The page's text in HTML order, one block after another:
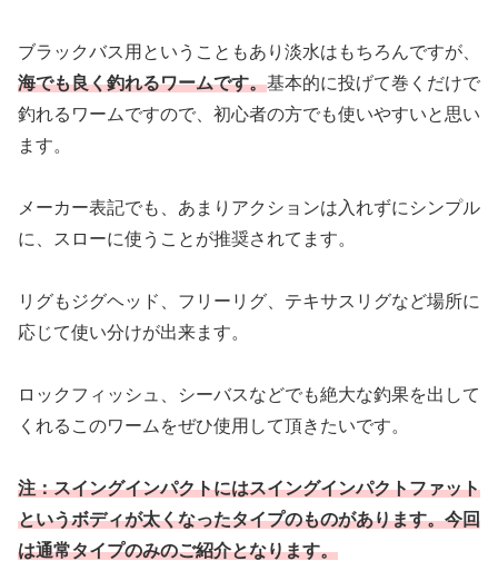
ブラックバス用ということもあり淡水はもちろんですが、
海でも良く釣れるワームです。基本的に投げて巻くだけで
釣れるワームですので、初心者の方でも使いやすいと思い
ます。
メーカー表記でも、あまりアクションは入れずにシンプル
に、スローに使うことが推奨されてます。
リグもジグヘッド、フリーリグ、テキサスリグなど場所に
応じて使い分けが出来ます。
ロックフィッシュ、シーバスなどでも絶大な釣果を出して
くれるこのワームをぜひ使用して頂きたいです。
注：スイングインパクトにはスイングインパクトファット
というボディが太くなったタイプのものがあります。今回
は通常タイプのみのご紹介となります。